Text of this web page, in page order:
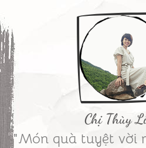
Chị Thùy
"Món quà tuyệt vời